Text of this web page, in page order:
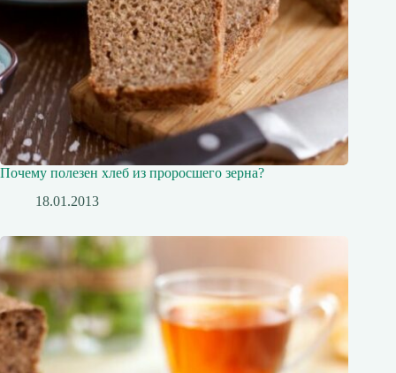
Почему полезен хлеб из проросшего зерна?
18.01.2013